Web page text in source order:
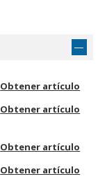
Obtener artículo
Obtener artículo
Obtener artículo
Obtener artículo